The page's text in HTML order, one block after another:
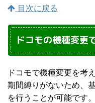
目次に戻る
ドコモの機種変更
ドコモで機種変更を考
期間縛りがないため、
を行うことが可能です。